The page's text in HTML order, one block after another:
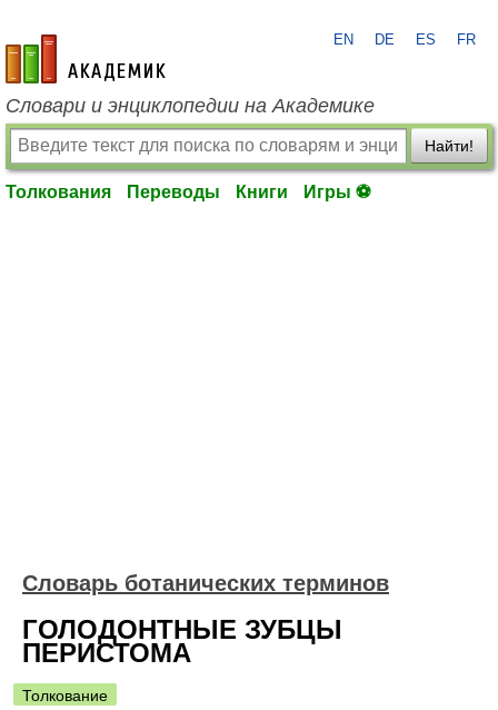
academic.ru
EN DE ES FR
Словари и энциклопедии на Академике
Найти!
Толкования Переводы Книги Игры ⚽
Словарь ботанических терминов
ГОЛОДОНТНЫЕ ЗУБЦЫ
ПЕРИСТОМА
Толкование